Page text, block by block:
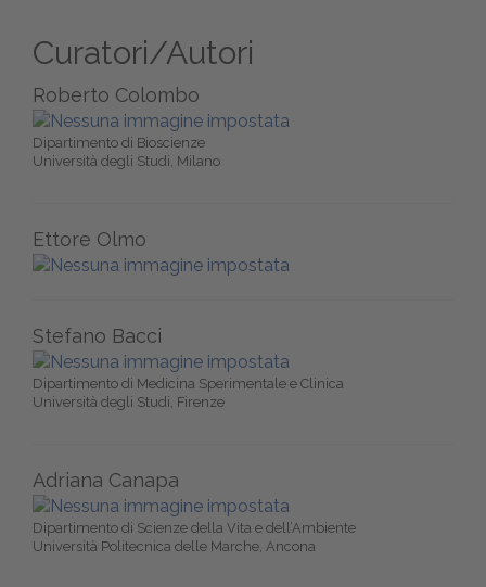
Curatori/Autori
Roberto Colombo
Dipartimento di Bioscienze
Università degli Studi, Milano
Ettore Olmo
Stefano Bacci
Dipartimento di Medicina Sperimentale e Clinica
Università degli Studi, Firenze
Adriana Canapa
Dipartimento di Scienze della Vita e dell’Ambiente
Università Politecnica delle Marche, Ancona